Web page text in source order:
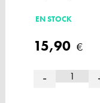
EN STOCK
15,90 €
-